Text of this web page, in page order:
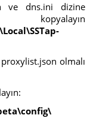
ve dns.ini dizine
olmalı